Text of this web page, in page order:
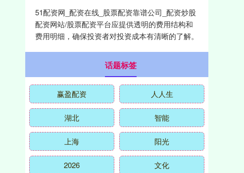
51配资网_配资在线_股票配资靠谱公司_配资炒股
配资网站/股票配资平台应提供透明的费用结构和
费用明细，确保投资者对投资成本有清晰的了解。
话题标签
赢盈配资 人人生
湖北 智能
上海 阳光
2026 文化